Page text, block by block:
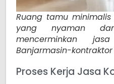
Ruang tamu
yang nyaman
mencerminkan
Banjarmasin-
Proses Kerja Jasa